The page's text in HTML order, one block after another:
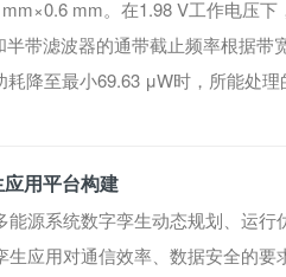
mm。在1.98 V工作电压
半带滤波器的通带截止频率根据
降至最小69.63 μW时，所能处
用平台构建
能源系统数字孪生动态规划、运
生应用对通信效率、数据安全的